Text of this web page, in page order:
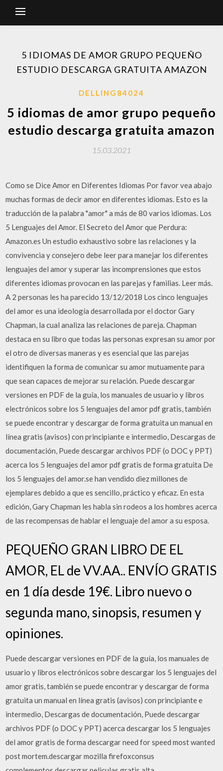
5 IDIOMAS DE AMOR GRUPO PEQUEÑO
ESTUDIO DESCARGA GRATUITA AMAZON
DELLING84024
5 idiomas de amor grupo pequeño
estudio descarga gratuita amazon
15.03.2021
Como se Dice Amor en Diferentes Idiomas Por favor vea abajo
muchas formas de decir amor en diferentes idiomas. Esto es la
traducción de la palabra "amor" a más de 80 varios idiomas. Los
5 Lenguajes del Amor. El Secreto del Amor que Perdura:
Amazon.es Un estudio exhaustivo sobre las relaciones y la
convivencia y consejero debe leer para manejar los diferentes
lenguajes del amor y superar las incomprensiones que estos
diferentes idiomas provocan en las parejas y familias. Leer más.
A 2 personas les ha parecido 13/12/2018 Los cinco lenguajes
del amor es una ideología desarrollada por el doctor Gary
Chapman, la cual analiza las relaciones de pareja. Chapman
destaca en su libro que todas las personas expresan su amor por
el otro de diversas maneras y es esencial que las parejas
identifiquen la forma de comunicar su amor mutuamente para
que sean capaces de mejorar su relación. Puede descargar
versiones en PDF de la guía, los manuales de usuario y libros
electrónicos sobre los 5 lenguajes del amor pdf gratis, también
se puede encontrar y descargar de forma gratuita un manual en
línea gratis (avisos) con principiante e intermedio, Descargas de
documentación, Puede descargar archivos PDF (o DOC y PPT)
acerca los 5 lenguajes del amor pdf gratis de forma gratuita De
los 5 lenguajes del amor.se han vendido diez millones de
ejemplares debido a que es sencillo, práctico y eficaz. En esta
edición, Gary Chapman les habla sin rodeos a los hombres acerca
de las recompensas de hablar el lenguaje del amor a su esposa.
PEQUEÑO GRAN LIBRO DE EL
AMOR, EL de VV.AA.. ENVÍO GRATIS
en 1 día desde 19€. Libro nuevo o
segunda mano, sinopsis, resumen y
opiniones.
Puede descargar versiones en PDF de la guía, los manuales de
usuario y libros electrónicos sobre descargar los 5 lenguajes del
amor gratis, también se puede encontrar y descargar de forma
gratuita un manual en línea gratis (avisos) con principiante e
intermedio, Descargas de documentación, Puede descargar
archivos PDF (o DOC y PPT) acerca descargar los 5 lenguajes
del amor gratis de forma descargar need for speed most wanted
post mortem.descargar mozilla firefoxconsus